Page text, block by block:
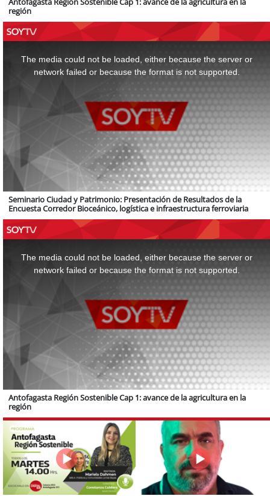
región
The media could not be loaded, either because the server or
network failed or because the format is not supported.
Seminario Ciudad y Patrimonio: Presentación de Resultados de la
Encuesta Corredor Bioceánico, logística e infraestructura ferroviaria
The media could not be loaded, either because the server or
network failed or because the format is not supported.
Antofagasta Región Sostenible Cap 1: avance de la agricultura en la
región